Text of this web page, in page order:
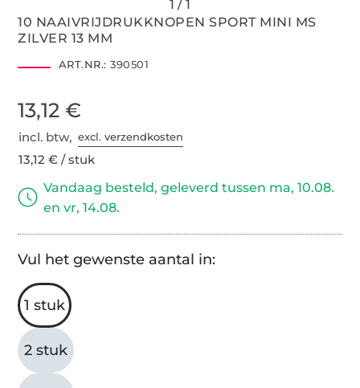
10 NAAIVRIJDRUKKNOPEN SPORT MINI MS
ZILVER 13 MM
ART.NR.: 390501
13,12 €
incl. btw,excl. verzendkosten
13,12 € / stuk
Vandaag besteld, geleverd tussen ma, 10.08.
en vr, 14.08.
Vul het gewenste aantal in:
1 stuk
2 stuk